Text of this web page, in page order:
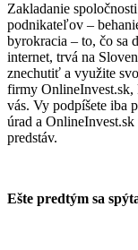
Zakladanie
podnikateľov –
byrokracia – to, čo sa
internet, trvá na
znechutiť a využite
firmy OnlineInvest.sk,
vás. Vy podpíšete iba
úrad a
predstáv.
Ešte predtým sa